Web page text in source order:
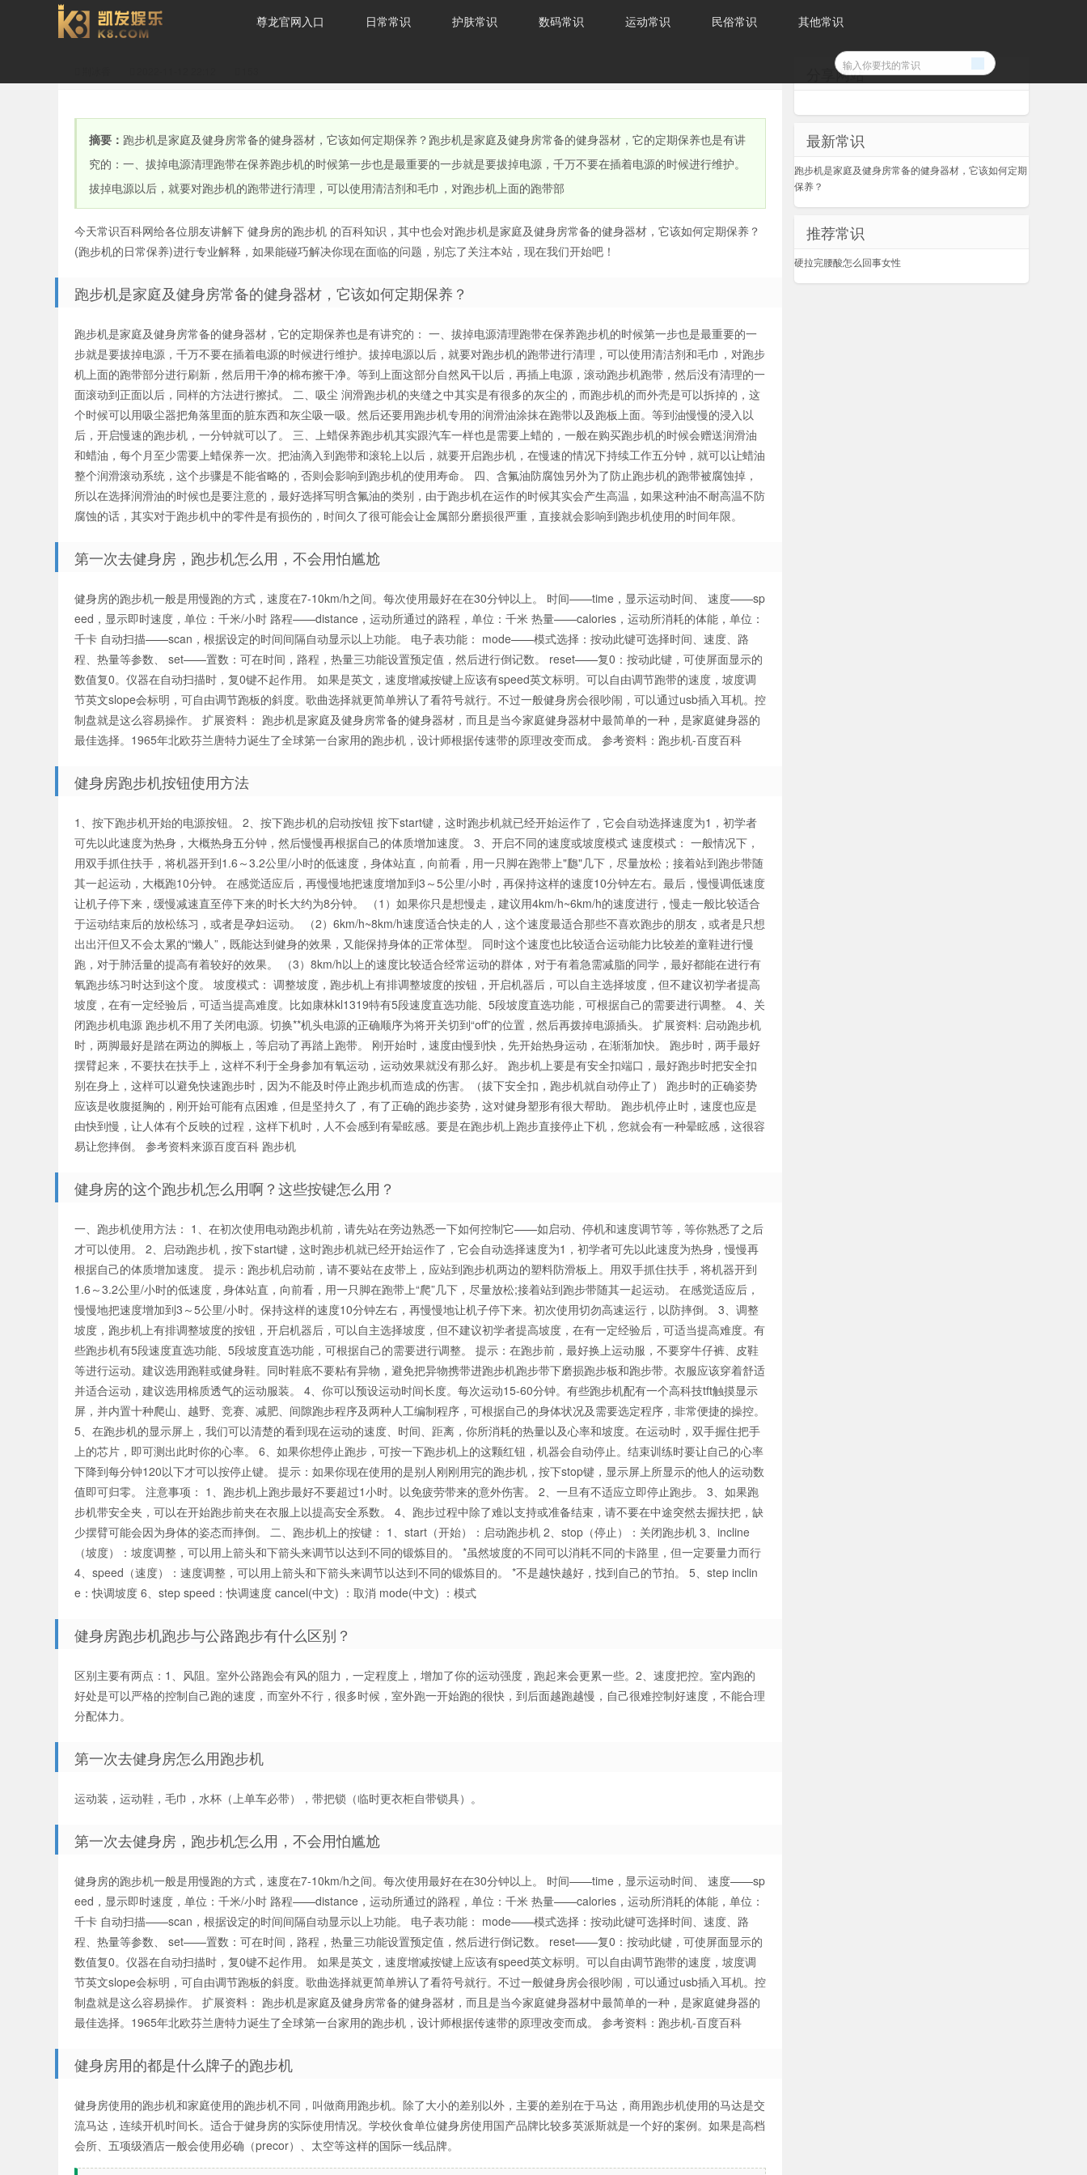
跑步机是家庭及健身房常
备的健身器材，它该如何
定期保养？(跑步机的日
常保养)-尊龙官网入口
尊龙官网入口 日常常识 护肤常识 数码常识 运动常识 民俗常识 其他常识
摘要： 跑步机是家庭及健身房常备的健身器材，它该如何定期保养？跑步机是家庭及健身房常备的健身器材，它的定期保养也是有讲
究的：一、拔掉电源清理跑带在保养跑步机的时候第一步也是最重要的一步就是要拔掉电源，千万不要在插着电源的时候进行维护。
拔掉电源以后，就要对跑步机的跑带进行清理，可以使用清洁剂和毛巾，对跑步机上面的跑带部
今天常识百科网给各位朋友讲解下 健身房的跑步机 的百科知识，其中也会对跑步机是家庭及健身房常备的健身器材，它该如何定期保养？
(跑步机的日常保养)进行专业解释，如果能碰巧解决你现在面临的问题，别忘了关注本站，现在我们开始吧！
跑步机是家庭及健身房常备的健身器材，它该如何定期保养？
跑步机是家庭及健身房常备的健身器材，它的定期保养也是有讲究的： 一、拔掉电源清理跑带在保养跑步机的时候第一步也是最重要的一
步就是要拔掉电源，千万不要在插着电源的时候进行维护。拔掉电源以后，就要对跑步机的跑带进行清理，可以使用清洁剂和毛巾，对跑步
机上面的跑带部分进行刷新，然后用干净的棉布擦干净。等到上面这部分自然风干以后，再插上电源，滚动跑步机跑带，然后没有清理的一
面滚动到正面以后，同样的方法进行擦拭。 二、吸尘 润滑跑步机的夹缝之中其实是有很多的灰尘的，而跑步机的而外壳是可以拆掉的，这
个时候可以用吸尘器把角落里面的脏东西和灰尘吸一吸。然后还要用跑步机专用的润滑油涂抹在跑带以及跑板上面。等到油慢慢的浸入以
后，开启慢速的跑步机，一分钟就可以了。 三、上蜡保养跑步机其实跟汽车一样也是需要上蜡的，一般在购买跑步机的时候会赠送润滑油
和蜡油，每个月至少需要上蜡保养一次。把油滴入到跑带和滚轮上以后，就要开启跑步机，在慢速的情况下持续工作五分钟，就可以让蜡油
整个润滑滚动系统，这个步骤是不能省略的，否则会影响到跑步机的使用寿命。 四、含氟油防腐蚀另外为了防止跑步机的跑带被腐蚀掉，
所以在选择润滑油的时候也是要注意的，最好选择写明含氟油的类别，由于跑步机在运作的时候其实会产生高温，如果这种油不耐高温不防
腐蚀的话，其实对于跑步机中的零件是有损伤的，时间久了很可能会让金属部分磨损很严重，直接就会影响到跑步机使用的时间年限。
第一次去健身房，跑步机怎么用，不会用怕尴尬
健身房的跑步机一般是用慢跑的方式，速度在7-10km/h之间。每次使用最好在在30分钟以上。 时间——time，显示运动时间、 速度——sp
eed，显示即时速度，单位：千米/小时 路程——distance，运动所通过的路程，单位：千米 热量——calories，运动所消耗的体能，单位：
千卡 自动扫描——scan，根据设定的时间间隔自动显示以上功能。 电子表功能： mode——模式选择：按动此键可选择时间、速度、路
程、热量等参数、 set——置数：可在时间，路程，热量三功能设置预定值，然后进行倒记数。 reset——复0：按动此键，可使屏面显示的
数值复0。仪器在自动扫描时，复0键不起作用。 如果是英文，速度增减按键上应该有speed英文标明。可以自由调节跑带的速度，坡度调
节英文slope会标明，可自由调节跑板的斜度。歌曲选择就更简单辨认了看符号就行。不过一般健身房会很吵闹，可以通过usb插入耳机。控
制盘就是这么容易操作。 扩展资料： 跑步机是家庭及健身房常备的健身器材，而且是当今家庭健身器材中最简单的一种，是家庭健身器的
最佳选择。1965年北欧芬兰唐特力诞生了全球第一台家用的跑步机，设计师根据传速带的原理改变而成。 参考资料：跑步机-百度百科
健身房跑步机按钮使用方法
1、按下跑步机开始的电源按钮。 2、按下跑步机的启动按钮 按下start键，这时跑步机就已经开始运作了，它会自动选择速度为1，初学者
可先以此速度为热身，大概热身五分钟，然后慢慢再根据自己的体质增加速度。 3、开启不同的速度或坡度模式 速度模式： 一般情况下，
用双手抓住扶手，将机器开到1.6～3.2公里/小时的低速度，身体站直，向前看，用一只脚在跑带上"瓟"几下，尽量放松；接着站到跑步带随
其一起运动，大概跑10分钟。 在感觉适应后，再慢慢地把速度增加到3～5公里/小时，再保持这样的速度10分钟左右。最后，慢慢调低速度
让机子停下来，缓慢减速直至停下来的时长大约为8分钟。 （1）如果你只是想慢走，建议用4km/h~6km/h的速度进行，慢走一般比较适合
于运动结束后的放松练习，或者是孕妇运动。 （2）6km/h~8km/h速度适合快走的人，这个速度最适合那些不喜欢跑步的朋友，或者是只想
出出汗但又不会太累的“懒人”，既能达到健身的效果，又能保持身体的正常体型。 同时这个速度也比较适合运动能力比较差的童鞋进行慢
跑，对于肺活量的提高有着较好的效果。 （3）8km/h以上的速度比较适合经常运动的群体，对于有着急需减脂的同学，最好都能在进行有
氧跑步练习时达到这个度。 坡度模式： 调整坡度，跑步机上有排调整坡度的按钮，开启机器后，可以自主选择坡度，但不建议初学者提高
坡度，在有一定经验后，可适当提高难度。比如康林kl1319特有5段速度直选功能、5段坡度直选功能，可根据自己的需要进行调整。 4、关
闭跑步机电源 跑步机不用了关闭电源。切换**机头电源的正确顺序为将开关切到“off”的位置，然后再拨掉电源插头。 扩展资料: 启动跑步机
时，两脚最好是踏在两边的脚板上，等启动了再踏上跑带。 刚开始时，速度由慢到快，先开始热身运动，在渐渐加快。 跑步时，两手最好
摆臂起来，不要扶在扶手上，这样不利于全身参加有氧运动，运动效果就没有那么好。 跑步机上要是有安全扣端口，最好跑步时把安全扣
别在身上，这样可以避免快速跑步时，因为不能及时停止跑步机而造成的伤害。（拔下安全扣，跑步机就自动停止了） 跑步时的正确姿势
应该是收腹挺胸的，刚开始可能有点困难，但是坚持久了，有了正确的跑步姿势，这对健身塑形有很大帮助。 跑步机停止时，速度也应是
由快到慢，让人体有个反映的过程，这样下机时，人不会感到有晕眩感。要是在跑步机上跑步直接停止下机，您就会有一种晕眩感，这很容
易让您摔倒。 参考资料来源百度百科 跑步机
健身房的这个跑步机怎么用啊？这些按键怎么用？
一、跑步机使用方法： 1、在初次使用电动跑步机前，请先站在旁边熟悉一下如何控制它——如启动、停机和速度调节等，等你熟悉了之后
才可以使用。 2、启动跑步机，按下start键，这时跑步机就已经开始运作了，它会自动选择速度为1，初学者可先以此速度为热身，慢慢再
根据自己的体质增加速度。 提示：跑步机启动前，请不要站在皮带上，应站到跑步机两边的塑料防滑板上。用双手抓住扶手，将机器开到
1.6～3.2公里/小时的低速度，身体站直，向前看，用一只脚在跑带上“爬”几下，尽量放松;接着站到跑步带随其一起运动。 在感觉适应后，
慢慢地把速度增加到3～5公里/小时。保持这样的速度10分钟左右，再慢慢地让机子停下来。初次使用切勿高速运行，以防摔倒。 3、调整
坡度，跑步机上有排调整坡度的按钮，开启机器后，可以自主选择坡度，但不建议初学者提高坡度，在有一定经验后，可适当提高难度。有
些跑步机有5段速度直选功能、5段坡度直选功能，可根据自己的需要进行调整。 提示：在跑步前，最好换上运动服，不要穿牛仔裤、皮鞋
等进行运动。建议选用跑鞋或健身鞋。同时鞋底不要粘有异物，避免把异物携带进跑步机跑步带下磨损跑步板和跑步带。衣服应该穿着舒适
并适合运动，建议选用棉质透气的运动服装。 4、你可以预设运动时间长度。每次运动15-60分钟。有些跑步机配有一个高科技tft触摸显示
屏，并内置十种爬山、越野、竞赛、减肥、间隙跑步程序及两种人工编制程序，可根据自己的身体状况及需要选定程序，非常便捷的操控。
5、在跑步机的显示屏上，我们可以清楚的看到现在运动的速度、时间、距离，你所消耗的热量以及心率和坡度。在运动时，双手握住把手
上的芯片，即可测出此时你的心率。 6、如果你想停止跑步，可按一下跑步机上的这颗红钮，机器会自动停止。结束训练时要让自己的心率
下降到每分钟120以下才可以按停止键。 提示：如果你现在使用的是别人刚刚用完的跑步机，按下stop键，显示屏上所显示的他人的运动数
值即可归零。 注意事项： 1、跑步机上跑步最好不要超过1小时。以免疲劳带来的意外伤害。 2、一旦有不适应立即停止跑步。 3、如果跑
步机带安全夹，可以在开始跑步前夹在衣服上以提高安全系数。 4、跑步过程中除了难以支持或准备结束，请不要在中途突然去握扶把，缺
少摆臂可能会因为身体的姿态而摔倒。 二、跑步机上的按键： 1、start（开始）：启动跑步机 2、stop（停止）：关闭跑步机 3、incline
（坡度）：坡度调整，可以用上箭头和下箭头来调节以达到不同的锻炼目的。 *虽然坡度的不同可以消耗不同的卡路里，但一定要量力而行
4、speed（速度）：速度调整，可以用上箭头和下箭头来调节以达到不同的锻炼目的。 *不是越快越好，找到自己的节拍。 5、step inclin
e：快调坡度 6、step speed：快调速度 cancel(中文) ：取消 mode(中文) ：模式
健身房跑步机跑步与公路跑步有什么区别？
区别主要有两点：1、风阻。室外公路跑会有风的阻力，一定程度上，增加了你的运动强度，跑起来会更累一些。2、速度把控。室内跑的
好处是可以严格的控制自己跑的速度，而室外不行，很多时候，室外跑一开始跑的很快，到后面越跑越慢，自己很难控制好速度，不能合理
分配体力。
第一次去健身房怎么用跑步机
运动装，运动鞋，毛巾，水杯（上单车必带），带把锁（临时更衣柜自带锁具）。
第一次去健身房，跑步机怎么用，不会用怕尴尬
健身房的跑步机一般是用慢跑的方式，速度在7-10km/h之间。每次使用最好在在30分钟以上。 时间——time，显示运动时间、 速度——sp
eed，显示即时速度，单位：千米/小时 路程——distance，运动所通过的路程，单位：千米 热量——calories，运动所消耗的体能，单位：
千卡 自动扫描——scan，根据设定的时间间隔自动显示以上功能。 电子表功能： mode——模式选择：按动此键可选择时间、速度、路
程、热量等参数、 set——置数：可在时间，路程，热量三功能设置预定值，然后进行倒记数。 reset——复0：按动此键，可使屏面显示的
数值复0。仪器在自动扫描时，复0键不起作用。 如果是英文，速度增减按键上应该有speed英文标明。可以自由调节跑带的速度，坡度调
节英文slope会标明，可自由调节跑板的斜度。歌曲选择就更简单辨认了看符号就行。不过一般健身房会很吵闹，可以通过usb插入耳机。控
制盘就是这么容易操作。 扩展资料： 跑步机是家庭及健身房常备的健身器材，而且是当今家庭健身器材中最简单的一种，是家庭健身器的
最佳选择。1965年北欧芬兰唐特力诞生了全球第一台家用的跑步机，设计师根据传速带的原理改变而成。 参考资料：跑步机-百度百科
健身房用的都是什么牌子的跑步机
健身房使用的跑步机和家庭使用的跑步机不同，叫做商用跑步机。除了大小的差别以外，主要的差别在于马达，商用跑步机使用的马达是交
流马达，连续开机时间长。适合于健身房的实际使用情况。学校伙食单位健身房使用国产品牌比较多英派斯就是一个好的案例。如果是高档
会所、五项级酒店一般会使用必确（precor）、太空等这样的国际一线品牌。
分享网站
最新常识
跑步机是家庭及健身房常备的健身器材，它该如何定期
保养？
推荐常识
硬拉完腰酸怎么回事女性